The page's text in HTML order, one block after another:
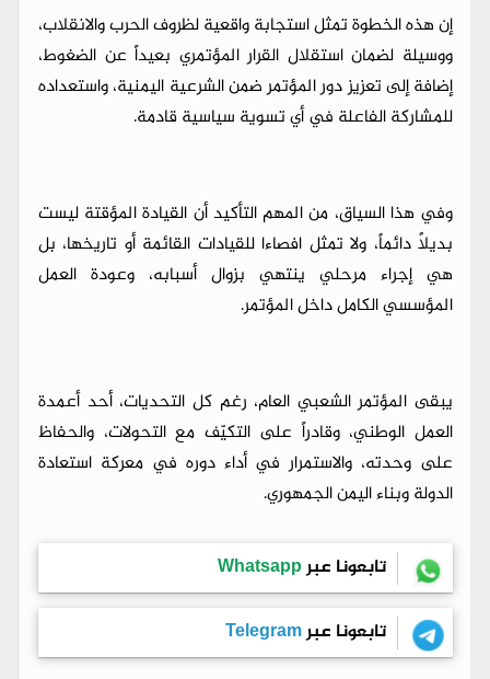
إن هذه الخطوة تمثل استجابة واقعية لظروف الحرب والانقلاب،
ووسيلة لضمان استقلال القرار المؤتمري بعيداً عن الضغوط،
إضافة إلى تعزيز دور المؤتمر ضمن الشرعية اليمنية، واستعداده
للمشاركة الفاعلة في أي تسوية سياسية قادمة.
وفي هذا السياق، من المهم التأكيد أن القيادة المؤقتة ليست
بديلاً دائماً، ولا تمثل افصاءا للقيادات القائمة أو تاريخها، بل
هي إجراء مرحلي ينتهي بزوال أسبابه، وعودة العمل
المؤسسي الكامل داخل المؤتمر.
يبقى المؤتمر الشعبي العام، رغم كل التحديات، أحد أعمدة
العمل الوطني، وقادراً على التكيّف مع التحولات، والحفاظ
على وحدته، والاستمرار في أداء دوره في معركة استعادة
الدولة وبناء اليمن الجمهوري.
تابعونا عبرWhatsapp
تابعونا عبرTelegram